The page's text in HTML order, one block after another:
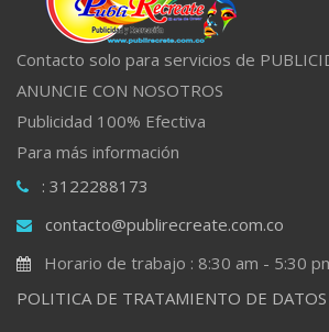
Contacto solo para servicios de
ANUNCIE CON NOSOTROS
Publicidad 100% Efectiva
Para más información
: 3122288173
contacto@publirecreate.com.co
Horario de trabajo : 8:30 am - 5:30
POLITICA DE TRATAMIENTO DE DATOS